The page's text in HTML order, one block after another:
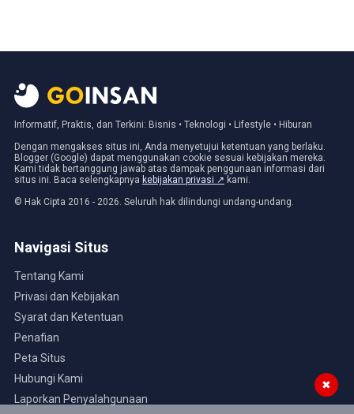
Informatif, Praktis, dan Terkini: Bisnis • Teknologi • Lifestyle • Hiburan
Dengan mengakses situs ini, Anda menyetujui ketentuan yang berlaku.
Blogger (Google) dapat menggunakan cookie sesuai kebijakan mereka.
Kami tidak bertanggung jawab atas dampak penggunaan informasi dari
situs ini. Baca selengkapnya kebijakan privasi ↗ kami.
© Hak Cipta 2016 - 2026. Seluruh hak dilindungi undang-undang.
Navigasi Situs
Tentang Kami
Privasi dan Kebijakan
Syarat dan Ketentuan
Penafian
Peta Situs
Hubungi Kami
Laporkan Penyalahgunaan
✖